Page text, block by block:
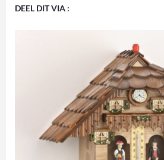
DEEL DIT VIA :